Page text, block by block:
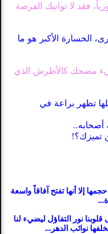
فقد لا تواتيك الفرصة
الخسارة الأكبر هو ما
مضحك كالأطرش الذي
تظهر براعة في
أصحابه..
تميزك؟!
إلا أنها تفتح آفاقاً واسعة
نور التفاؤل ليضيء لنا
نوائب الدهر...